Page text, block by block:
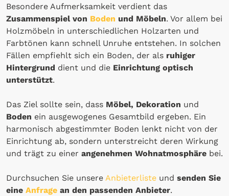
Besondere Aufmerksamkeit verdient das
Zusammenspiel von Boden und Möbeln. Vor allem bei
Holzmöbeln in unterschiedlichen Holzarten und
Farbtönen kann schnell Unruhe entstehen. In solchen
Fällen empfiehlt sich ein Boden, der als ruhiger
Hintergrund dient und die Einrichtung optisch
unterstützt.
Das Ziel sollte sein, dass Möbel, Dekoration und
Boden ein ausgewogenes Gesamtbild ergeben. Ein
harmonisch abgestimmter Boden lenkt nicht von der
Einrichtung ab, sondern unterstreicht deren Wirkung
und trägt zu einer angenehmen Wohnatmosphäre bei.
Durchsuchen Sie unsere Anbieterliste und senden Sie
eine Anfrage an den passenden Anbieter.